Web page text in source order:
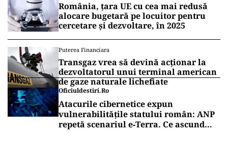
România, țara UE cu cea mai redusă
alocare bugetară pe locuitor pentru
cercetare și dezvoltare, în 2025
Puterea Financiara
Transgaz vrea să devină acționar la
dezvoltatorul unui terminal american
de gaze naturale lichefiate
Oficiuldestiri.ro
Atacurile cibernetice expun
vulnerabilitățile statului român: ANP
repetă scenariul e‑Terra. Ce ascund